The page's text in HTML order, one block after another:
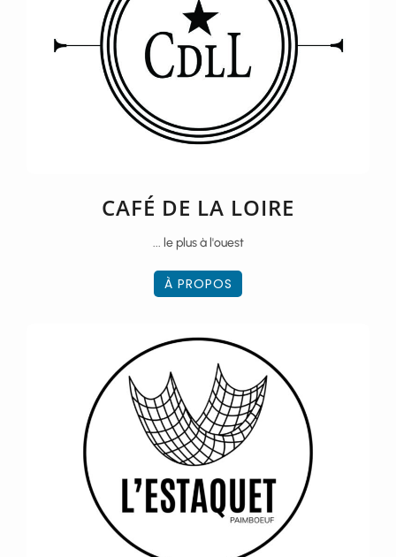
CAFÉ DE LA LOIRE
... le plus à l'ouest
À PROPOS